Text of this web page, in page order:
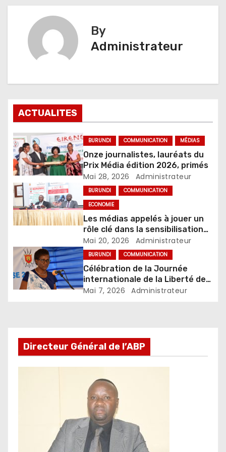
By
Administrateur
ACTUALITES
BURUNDI COMMUNICATION MÉDIAS
Onze journalistes, lauréats du
Prix Média édition 2026, primés
Mai 28, 2026 Administrateur
BURUNDI
COMMUNICATION
ECONOMIE
Les médias appelés à jouer un
rôle clé dans la sensibilisation
fiscale
Mai 20, 2026 Administrateur
BURUNDI COMMUNICATION
Célébration de la Journée
internationale de la Liberté de
la presse
Mai 7, 2026 Administrateur
Directeur Général de l’ABP